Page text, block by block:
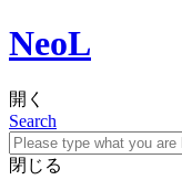
NeoL
開く
Search
閉じる